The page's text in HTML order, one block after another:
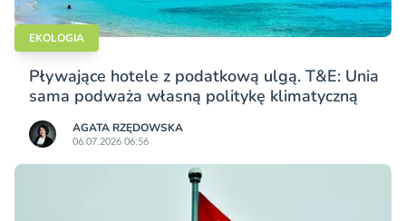
EKOLOGIA
Pływające hotele z podatkową ulgą. T&E: Unia
sama podważa własną politykę klimatyczną
AGATA RZĘDOWSKA
06.07.2026 06:56